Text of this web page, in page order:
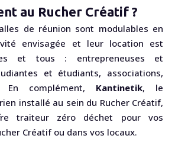
au Rucher Créatif ?
de réunion sont modulables en
envisagée et leur location est
et tous : entrepreneuses et
et étudiants, associations,
En complément, Kantinetik, le
installé au sein du Rucher Créatif,
traiteur zéro déchet pour vos
Créatif ou dans vos locaux.